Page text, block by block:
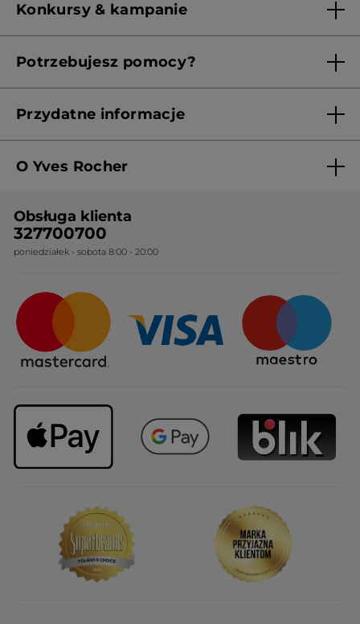
Konkursy & kampanie
Potrzebujesz pomocy?
Przydatne informacje
Polityka prywatności
Cennik
Ogólne warunki sprzedaży
Sposoby dostawy
Upominki firmowe
O Yves Rocher
Nasza wiedza botaniczna
Nasze zobowiązania
Najczęstsze pytania
Obsługa klienta
327700700
poniedziałek - sobota 8:00 - 20:00